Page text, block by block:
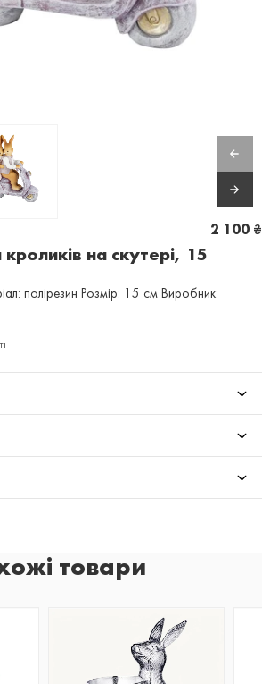
на скутері, 15
2 100 ₴
полірезин Розмір: 15 см Виробник:
товари